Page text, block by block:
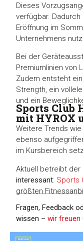
Dieses
verfügbar.
Eröffnung im
Unternehmens
Bei der
Premiumlinien von
Zudem entsteht
Strength, ein
und ein
Sports Club
mit HYROX
Weitere Trends
ebenso
im Kursbereich
Aktuell betreibt
interessant: Sports
größten
Fragen, Feedback
wissen –wir freuen